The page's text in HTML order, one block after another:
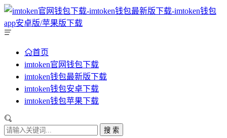
首页
imtoken官网钱包下载
imtoken钱包最新版下载
imtoken钱包安卓下载
imtoken钱包苹果下载
搜 索